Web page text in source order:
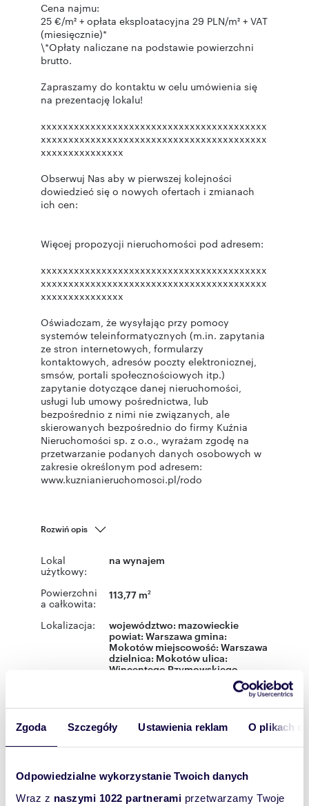
Zgoda Szczegóły Ustawienia reklam O plikach
Odpowiedzialne wykorzystanie Twoich danych
Wraz z naszymi 1022 partnerami przetwarzamy Twoje
Cena najmu:
25 €/m² + opłata eksploatacyjna 29 PLN/m² + VAT
(miesięcznie)*
\*Opłaty naliczane na podstawie powierzchni
brutto.
Zapraszamy do kontaktu w celu umówienia się
na prezentację lokalu!
xxxxxxxxxxxxxxxxxxxxxxxxxxxxxxxxxxxxxxxxx
xxxxxxxxxxxxxxxxxxxxxxxxxxxxxxxxxxxxxxxxx
xxxxxxxxxxxxxxx
Obserwuj Nas aby w pierwszej kolejności
dowiedzieć się o nowych ofertach i zmianach
ich cen:
Więcej propozycji nieruchomości pod adresem:
xxxxxxxxxxxxxxxxxxxxxxxxxxxxxxxxxxxxxxxxx
xxxxxxxxxxxxxxxxxxxxxxxxxxxxxxxxxxxxxxxxx
xxxxxxxxxxxxxxx
Oświadczam, że wysyłając przy pomocy
systemów teleinformatycznych (m.in. zapytania
ze stron internetowych, formularzy
kontaktowych, adresów poczty elektronicznej,
smsów, portali społecznościowych itp.)
zapytanie dotyczące danej nieruchomości,
usługi lub umowy pośrednictwa, lub
bezpośrednio z nimi nie związanych, ale
skierowanych bezpośrednio do firmy Kuźnia
Nieruchomości sp. z o.o., wyrażam zgodę na
przetwarzanie podanych danych osobowych w
zakresie określonym pod adresem:
www.kuznianieruchomosci.pl/rodo
Rozwiń opis
Lokal
użytkowy:
na wynajem
Powierzchni
a całkowita:
113,77 m2
Lokalizacja: województwo: mazowieckie
powiat: Warszawa gmina:
Mokotów miejscowość: Warszawa
dzielnica: Mokotów ulica:
Wincentego Rzymowskiego